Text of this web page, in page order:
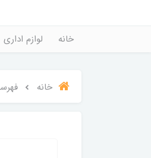
خانه لوازم اداری
خانه